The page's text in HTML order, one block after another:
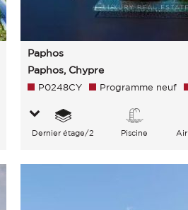
Paphos
Paphos, Chypre
P0248CY Programme neuf
Dernier étage/2 Piscine